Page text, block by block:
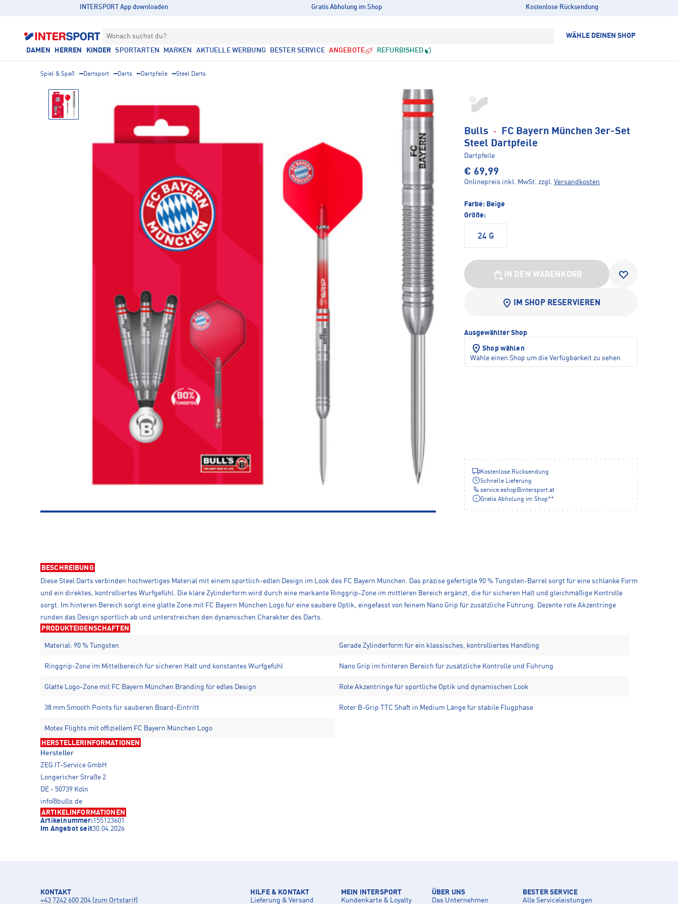
INTERSPORT App downloaden Gratis Abholung im Shop Kostenlose Rücksendung
Wonach suchst du? WÄHLE DEINEN SHOP
DAMEN HERREN KINDER SPORTARTEN MARKEN AKTUELLE WERBUNG BESTER SERVICE ANGEBOTE REFURBISHED
Spiel & Spaß Dartsport Darts Dartpfeile Steel Darts
Bulls · FC Bayern München 3er-Set
Steel Dartpfeile
Dartpfeile
€ 69,99
Onlinepreis inkl. MwSt. zzgl. Versandkosten
Farbe: Beige
Größe:
24 G
IN DEN WARENKORB
IM SHOP RESERVIEREN
Ausgewählter Shop
Shop wählen
Wähle einen Shop um die Verfügbarkeit zu sehen
Kostenlose Rücksendung
Schnelle Lieferung
service.eshop@ intersport.at
Gratis Abholung im Shop**
BESCHREIBUNG
Diese Steel Darts verbinden hochwertiges Material mit einem sportlich-edlen Design im Look des FC Bayern München. Das präzise gefertigte 90 % Tungsten-Barrel sorgt für eine schlanke Form
und ein direktes, kontrolliertes Wurfgefühl. Die klare Zylinderform wird durch eine markante Ringgrip-Zone im mittleren Bereich ergänzt, die für sicheren Halt und gleichmäßige Kontrolle
sorgt. Im hinteren Bereich sorgt eine glatte Zone mit FC Bayern München Logo für eine saubere Optik, eingefasst von feinem Nano Grip für zusätzliche Führung. Dezente rote Akzentringe
runden das Design sportlich ab und unterstreichen den dynamischen Charakter des Darts.
PRODUKTEIGENSCHAFTEN
Material: 90 % Tungsten Gerade Zylinderform für ein klassisches, kontrolliertes Handling
Ringgrip-Zone im Mittelbereich für sicheren Halt und konstantes Wurfgefühl Nano Grip im hinteren Bereich für zusätzliche Kontrolle und Führung
Glatte Logo-Zone mit FC Bayern München Branding für edles Design Rote Akzentringe für sportliche Optik und dynamischen Look
38 mm Smooth Points für sauberen Board-Eintritt Roter B-Grip TTC Shaft in Medium Länge für stabile Flugphase
Motex Flights mit offiziellem FC Bayern München Logo
HERSTELLERINFORMATIONEN
Hersteller
ZEG IT-Service GmbH
Longericher Straße 2
DE - 50739 Köln
info@bulls.de
ARTIKELINFORMATIONEN
Artikelnummer:155123601
Im Angebot seit30.04.2026
KONTAKT
+43 7242 600 204 (zum Ortstarif)
HILFE & KONTAKT
Lieferung & Versand
MEIN INTERSPORT
Kundenkarte & Loyalty
ÜBER UNS
Das Unternehmen
BESTER SERVICE
Alle Serviceleistungen